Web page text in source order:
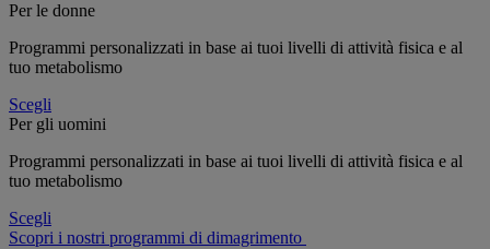
Per le donne
Programmi personalizzati in base ai tuoi livelli di attività fisica e al
tuo metabolismo
Scegli
Per gli uomini
Programmi personalizzati in base ai tuoi livelli di attività fisica e al
tuo metabolismo
Scegli
Scopri i nostri programmi di dimagrimento